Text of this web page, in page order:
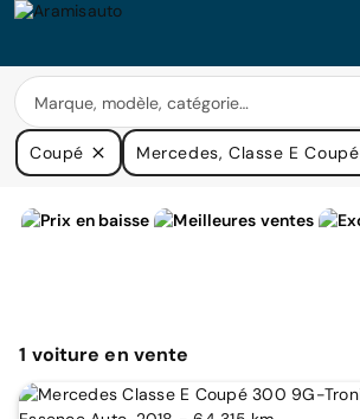
Coupé Mercedes, Classe E Coupé
1 voitureen vente